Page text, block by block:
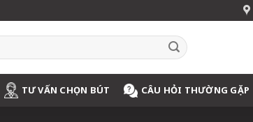
TƯ VẤN CHỌN BÚT CÂU HỎI THƯỜNG GẶP